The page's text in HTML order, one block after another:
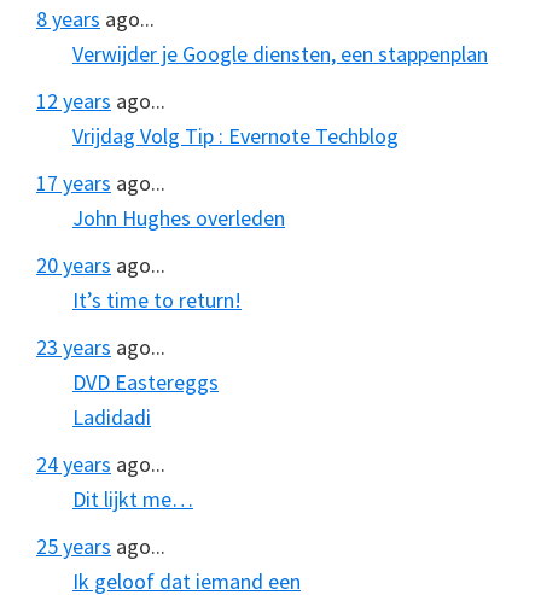
8 years ago...
Verwijder je Google diensten, een stappenplan
12 years ago...
Vrijdag Volg Tip : Evernote Techblog
17 years ago...
John Hughes overleden
20 years ago...
It’s time to return!
23 years ago...
DVD Eastereggs
Ladidadi
24 years ago...
Dit lijkt me…
25 years ago...
Ik geloof dat iemand een